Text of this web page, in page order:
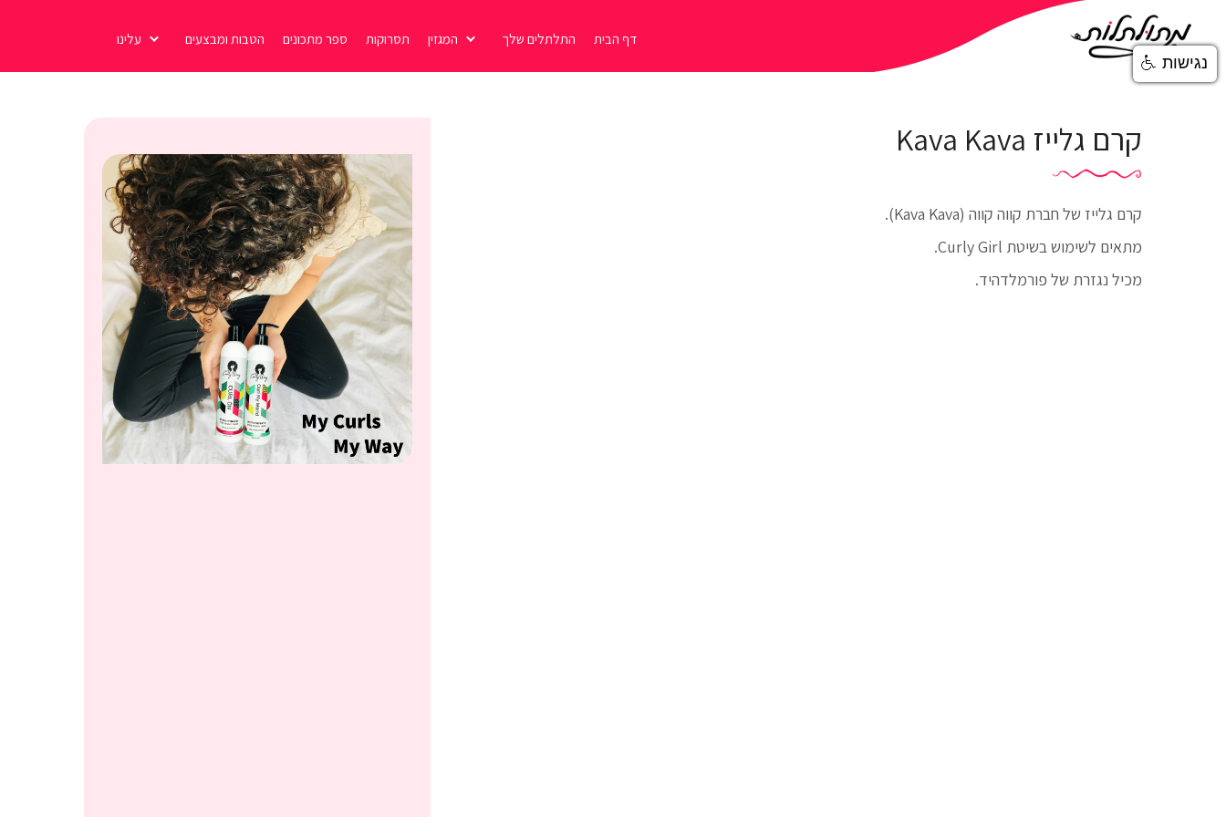
דף הבית התלתלים שלך המגזין תסרוקות ספר מתכונים הטבות ומבצעים עלינו
קרם גלייז Kava Kava
קרם גלייז של חברת קווה קווה (Kava Kava).
מתאים לשימוש בשיטת Curly Girl.
מכיל נגזרת של פורמלדהיד.
נגישות